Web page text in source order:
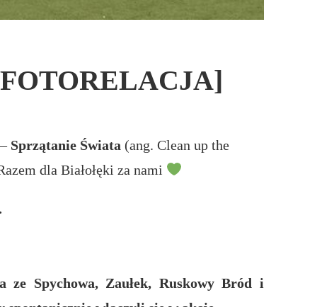
Sprzątanie Świata (ang. Clean up the
dla Białołęki za nami
ze Spychowa, Zaułek, Ruskowy Bród i